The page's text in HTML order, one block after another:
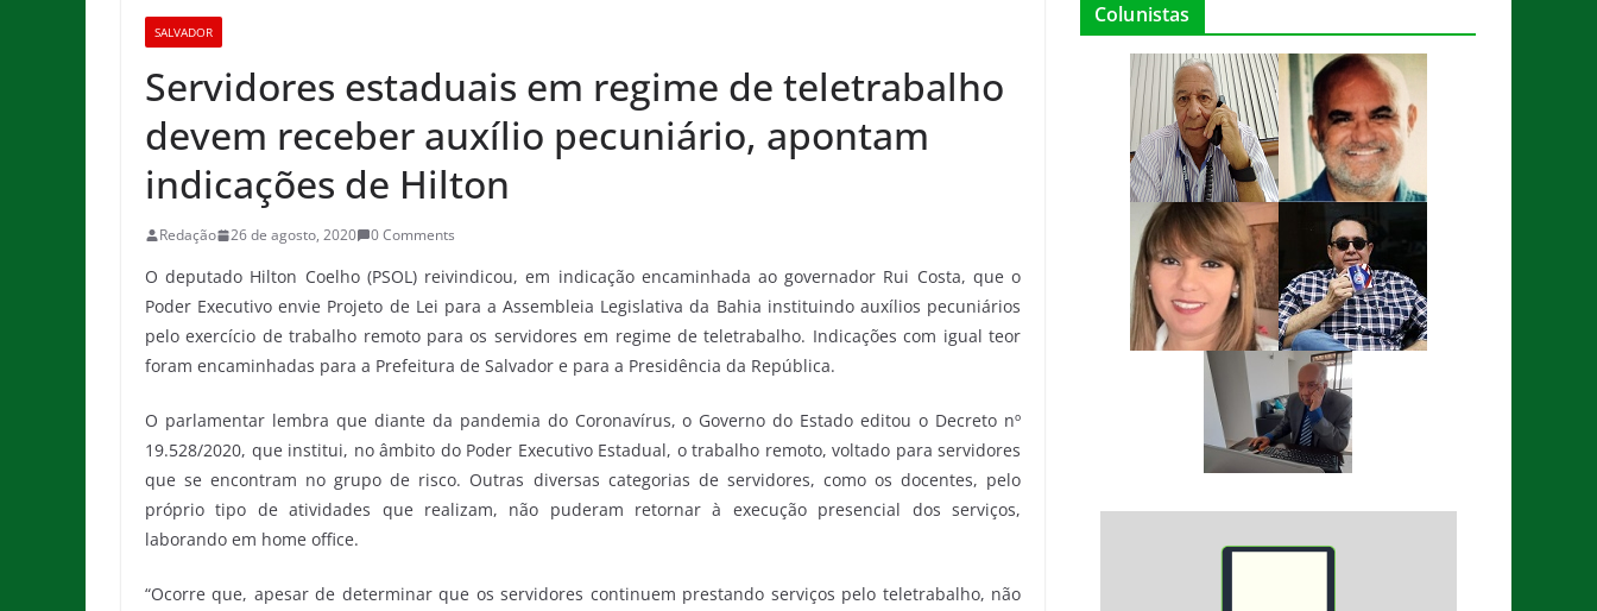
SALVADOR
Servidores estaduais em regime de teletrabalho
devem receber auxílio pecuniário, apontam
indicações de Hilton
Redação 26 de agosto, 2020 0 Comments
O deputado Hilton Coelho (PSOL) reivindicou, em indicação encaminhada ao governador Rui Costa, que o
Poder Executivo envie Projeto de Lei para a Assembleia Legislativa da Bahia instituindo auxílios pecuniários
pelo exercício de trabalho remoto para os servidores em regime de teletrabalho. Indicações com igual teor
foram encaminhadas para a Prefeitura de Salvador e para a Presidência da República.
O parlamentar lembra que diante da pandemia do Coronavírus, o Governo do Estado editou o Decreto nº
19.528/2020, que institui, no âmbito do Poder Executivo Estadual, o trabalho remoto, voltado para servidores
que se encontram no grupo de risco. Outras diversas categorias de servidores, como os docentes, pelo
próprio tipo de atividades que realizam, não puderam retornar à execução presencial dos serviços,
laborando em home office.
“Ocorre que, apesar de determinar que os servidores continuem prestando serviços pelo teletrabalho, não
Colunistas